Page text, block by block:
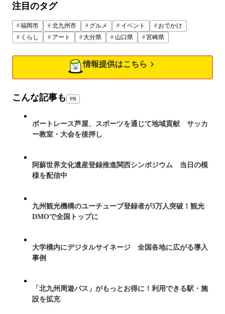
注目のタグ
福岡市 北九州市 グルメ イベント
おでかけ
くらし
アート 大分県 山口県 宮崎県
情報提供はこちら
こんな記事も PR
ボートレース芦屋、スポーツを通じて地域貢献 サッカ
ー教室・大会を後押し
阿蘇世界文化遺産登録推進関西シンポジウム 当日の模
様を配信中
九州観光機構のユーチューブ登録者が3万人突破！観光
DMOで全国トップに
大学構内にデジタルサイネージ 全国各地に広がる導入
事例
「北九州周遊パス」がもっとお得に！利用できる駅・施
設を拡充